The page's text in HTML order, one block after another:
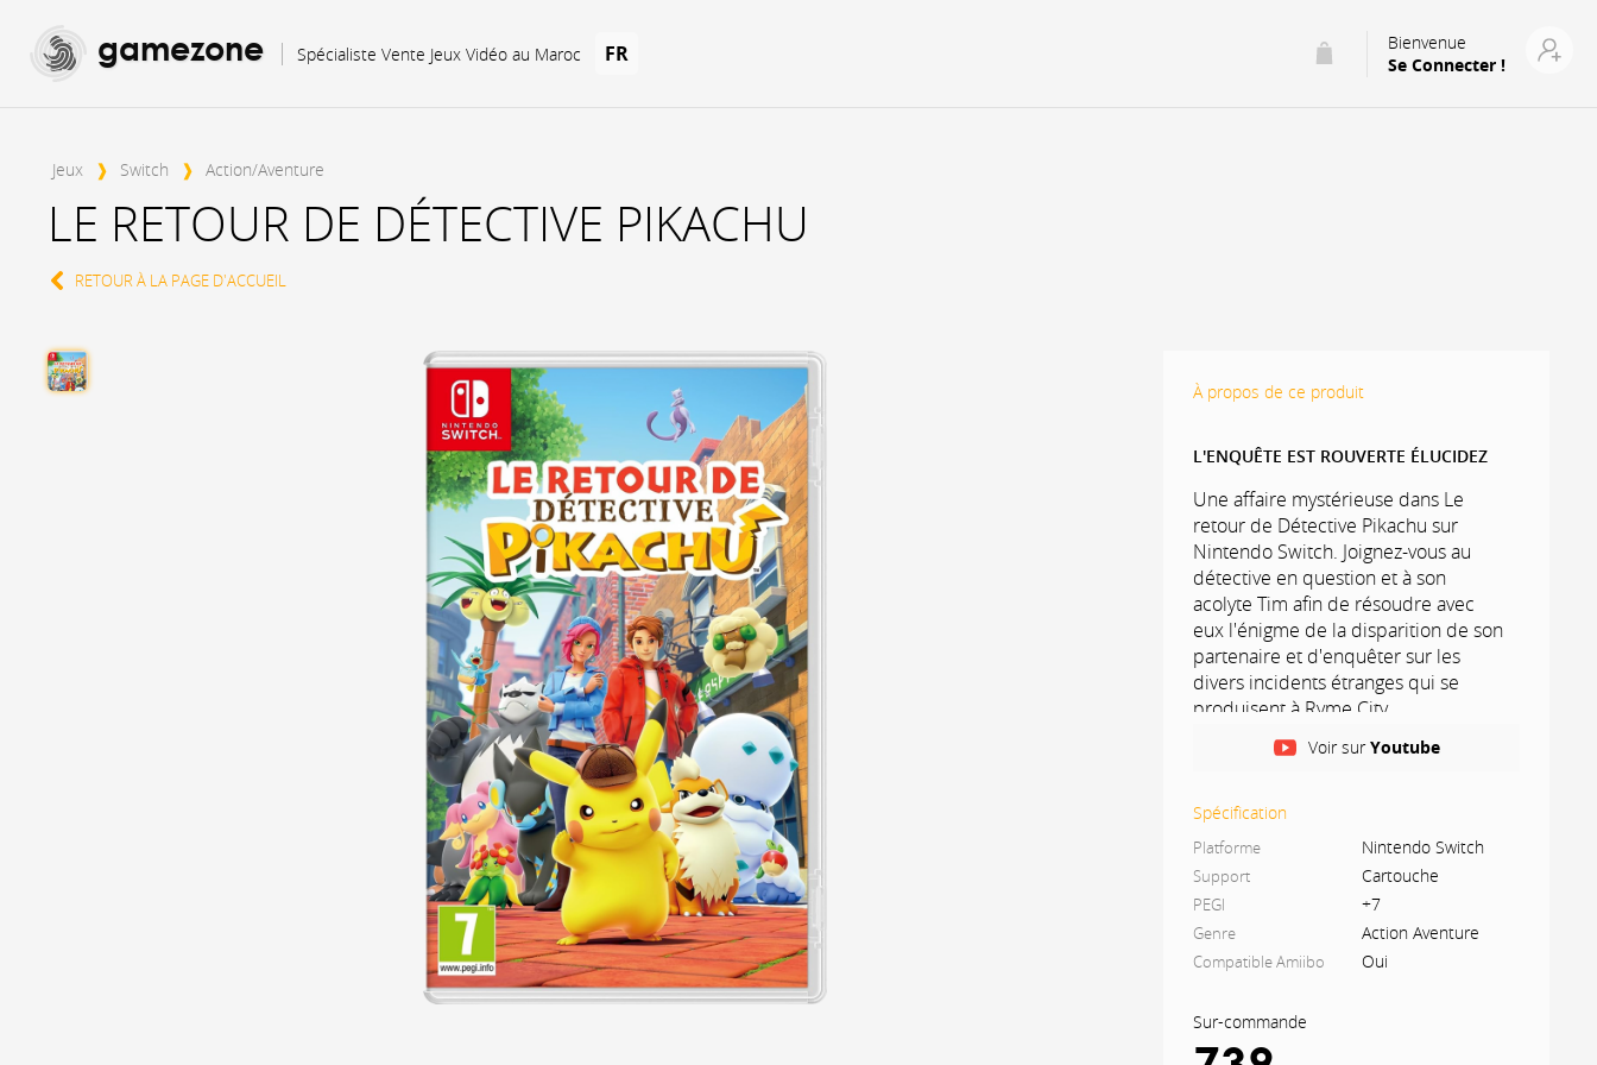
gamezone Spécialiste Vente Jeux Vidéo au Maroc FR Bienvenue
Se Connecter !
Jeux ❱ Switch ❱ Action/Aventure
LE RETOUR DE DÉTECTIVE PIKACHU
RETOUR À LA PAGE D'ACCUEIL
À propos de ce produit
L'ENQUÊTE EST ROUVERTE ÉLUCIDEZ
Une affaire mystérieuse dans Le
retour de Détective Pikachu sur
Nintendo Switch. Joignez-vous au
détective en question et à son
acolyte Tim afin de résoudre avec
eux l'énigme de la disparition de son
partenaire et d'enquêter sur les
divers incidents étranges qui se
produisent à Ryme City.
DEUX TÊTES VALENT MIEUX QU'UNE
Bourru et caractériel, mais
curieusement attachant, ce Pikachu
est un fervent amateur de café et
n'hésite pas à se considérer comme
un grand détective.
C'est le fils d'Harry Goodman, qui
était avant sa disparition le
Voir surYoutube
Spécification
Platforme Nintendo Switch
Support Cartouche
PEGI +7
Genre Action Aventure
Compatible Amiibo Oui
Sur-commande